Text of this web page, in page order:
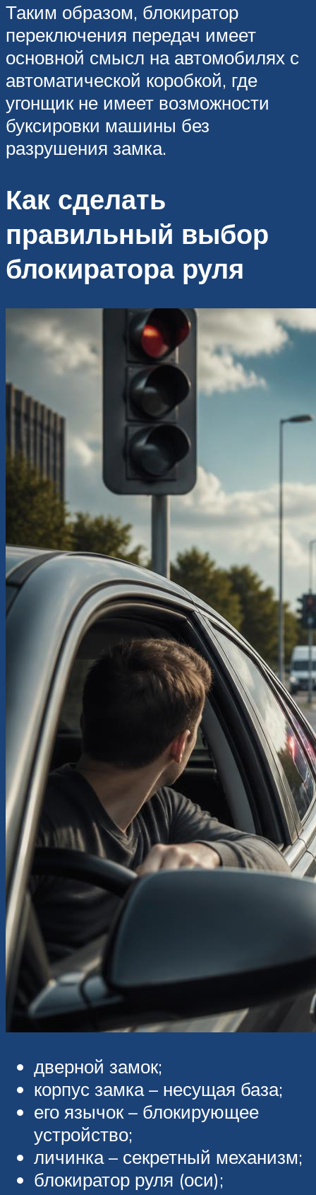
Таким образом, блокиратор
переключения передач имеет
основной смысл на автомобилях с
автоматической коробкой, где
угонщик не имеет возможности
буксировки машины без
разрушения замка.
Как сделать
правильный выбор
блокиратора руля
дверной замок;
корпус замка – несущая база;
его язычок – блокирующее
устройство;
личинка – секретный механизм;
блокиратор руля (оси);